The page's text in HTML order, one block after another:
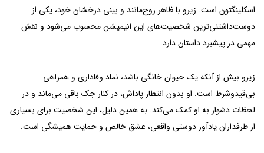
اسکلینگتون است. زیرو با ظاهر روح‌مانند و بینی درخشان خود، یکی از
دوست‌داشتنی‌ترین شخصیت‌های این انیمیشن محسوب می‌شود و نقش
مهمی در پیشبرد داستان دارد.
زیرو بیش از آنکه یک حیوان خانگی باشد، نماد وفاداری و همراهی
بی‌قیدوشرط است. او بدون انتظار پاداش، در کنار جک باقی می‌ماند و در
لحظات دشوار به او کمک می‌کند. به همین دلیل، این شخصیت برای بسیاری
از طرفداران یادآور دوستی واقعی، عشق خالص و حمایت همیشگی است.